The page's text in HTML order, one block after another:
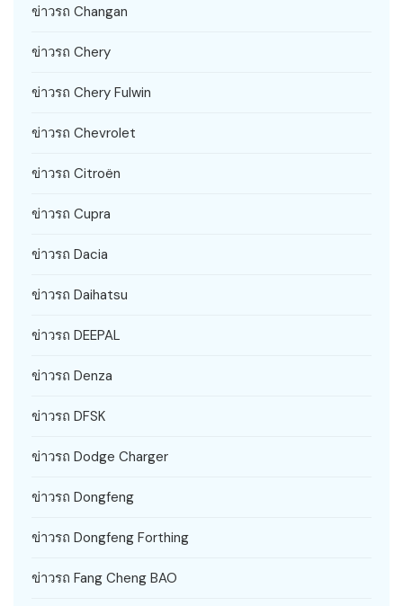
ข่าวรถ Changan
ข่าวรถ Chery
ข่าวรถ Chery Fulwin
ข่าวรถ Chevrolet
ข่าวรถ Citroën
ข่าวรถ Cupra
ข่าวรถ Dacia
ข่าวรถ Daihatsu
ข่าวรถ DEEPAL
ข่าวรถ Denza
ข่าวรถ DFSK
ข่าวรถ Dodge Charger
ข่าวรถ Dongfeng
ข่าวรถ Dongfeng Forthing
ข่าวรถ Fang Cheng BAO